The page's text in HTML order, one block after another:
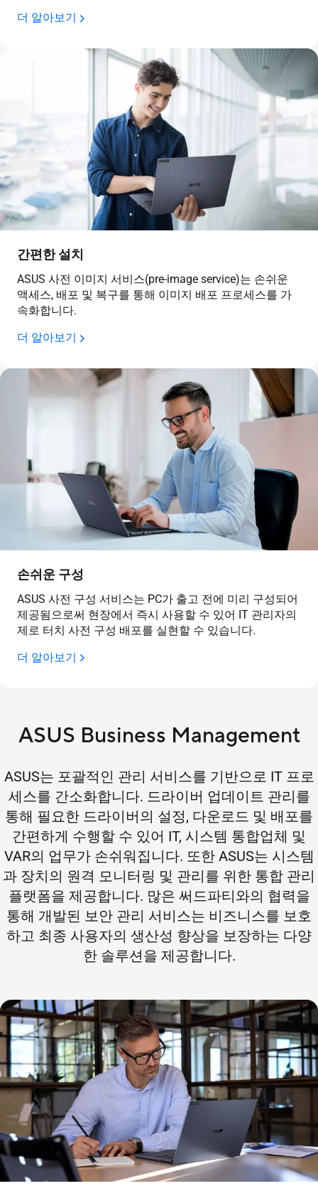
더 알아보기
간편한 설치
ASUS 사전 이미지 서비스(pre-image service)는 손쉬운
액세스, 배포 및 복구를 통해 이미지 배포 프로세스를 가
속화합니다.
더 알아보기
손쉬운 구성
ASUS 사전 구성 서비스는 PC가 출고 전에 미리 구성되어
제공됨으로써 현장에서 즉시 사용할 수 있어 IT 관리자의
제로 터치 사전 구성 배포를 실현할 수 있습니다.
더 알아보기
ASUS Business Management
ASUS는 포괄적인 관리 서비스를 기반으로 IT 프로
세스를 간소화합니다. 드라이버 업데이트 관리를
통해 필요한 드라이버의 설정, 다운로드 및 배포를
간편하게 수행할 수 있어 IT, 시스템 통합업체 및
VAR의 업무가 손쉬워집니다. 또한 ASUS는 시스템
과 장치의 원격 모니터링 및 관리를 위한 통합 관리
플랫폼을 제공합니다. 많은 써드파티와의 협력을
통해 개발된 보안 관리 서비스는 비즈니스를 보호
하고 최종 사용자의 생산성 향상을 보장하는 다양
한 솔루션을 제공합니다.